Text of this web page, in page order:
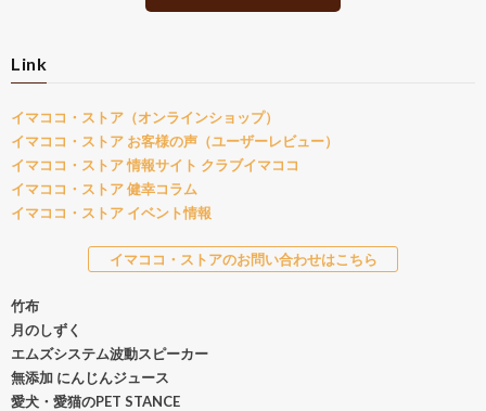
Link
イマココ・ストア（オンラインショップ）
イマココ・ストア お客様の声（ユーザーレビュー）
イマココ・ストア 情報サイト クラブイマココ
イマココ・ストア 健幸コラム
イマココ・ストア イベント情報
イマココ・ストアのお問い合わせはこちら
竹布
月のしずく
エムズシステム波動スピーカー
無添加 にんじんジュース
愛犬・愛猫のPET STANCE